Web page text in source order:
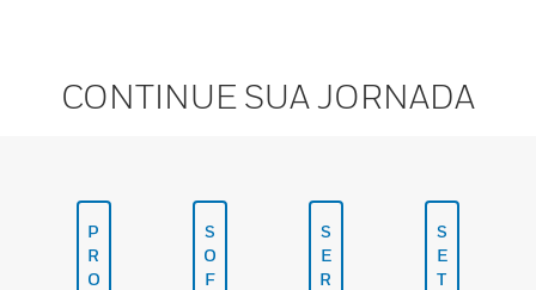
CONTINUE SUA JORNADA
P
R
O
S
O
F
S
E
R
S
E
T